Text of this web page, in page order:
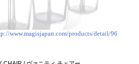
www.magisjapan.com/products/detail/96